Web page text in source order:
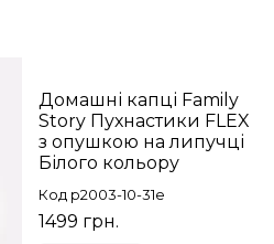
Домашні капці Family
Story Пухнастики FLEX
з опушкою на липучці
Білого кольору
Код p2003-10-31e
1499 грн.